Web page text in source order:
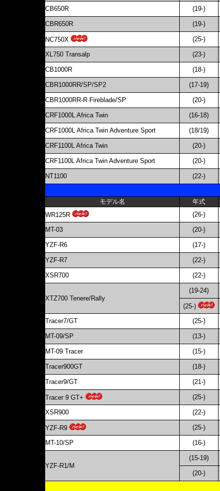
CB650R (19-)
CBR650R (19-)
NC750X (25-)
XL750 Transalp (23-)
CB1000R (18-)
CBR1000RR/SP/SP2 (17-19)
CBR1000RR-R Fireblade/SP (20-)
CRF1000L Africa Twin (16-18)
CRF1000L Africa Twin Adventure Sport (18/19)
CRF1100L Africa Twin (20-)
CRF1100L Africa Twin Adventure Sport (20-)
NT1100 (22-)
モデル名
年式
WR125R
(26-)
MT-03 (20-)
YZF-R6 (17-)
YZF-R7 (22-)
XSR700 (22-)
XTZ700 Tenere/Rally
(19-24)
(25-)
Tracer7/GT
(25-)
MT-09/SP (13-)
MT-09 Tracer (15-)
Tracer900GT (18-)
Tracer9/GT (21-)
Tracer 9 GT+ (25-)
XSR900 (22-)
YZF-R9 (25-)
MT-10/SP (16-)
YZF-R1/M
(15-19)
(20-)